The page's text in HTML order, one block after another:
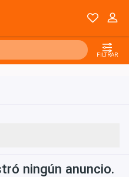
FILTRAR
ningún anuncio.